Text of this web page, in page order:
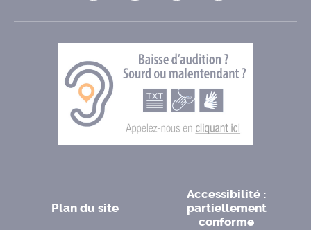
Plan du site
Accessibilité :
partiellement
conforme